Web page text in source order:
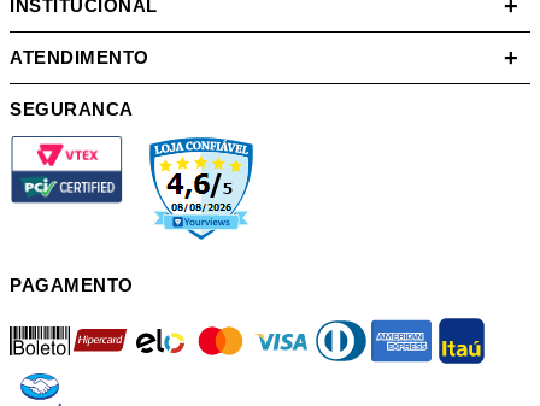
INSTITUCIONAL +
ATENDIMENTO +
SEGURANCA
PAGAMENTO
boleto mastercard diners american itau
mercadopago